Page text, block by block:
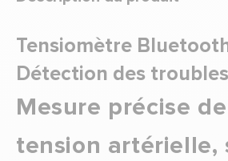
Tensiomètre
Détection des
Mesure précise
tension artérielle,